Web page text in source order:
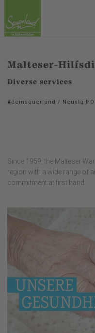
Malteser-
Diverse services
#deinsauerland / Neusta
Since 1959, the Malteser
region with a wide range of
commitment at first hand.